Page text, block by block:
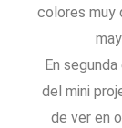
colores muy
En
del mini
de ver en